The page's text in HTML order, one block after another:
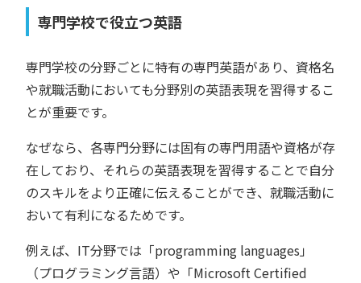
専門学校で役立つ英語
専門学校の分野ごとに特有の専門英語があり、資格名
や就職活動においても分野別の英語表現を習得するこ
とが重要です。
なぜなら、各専門分野には固有の専門用語や資格が存
在しており、それらの英語表現を習得することで自分
のスキルをより正確に伝えることができ、就職活動に
おいて有利になるためです。
例えば、IT分野では「programming languages」
（プログラミング言語）や「Microsoft Certified